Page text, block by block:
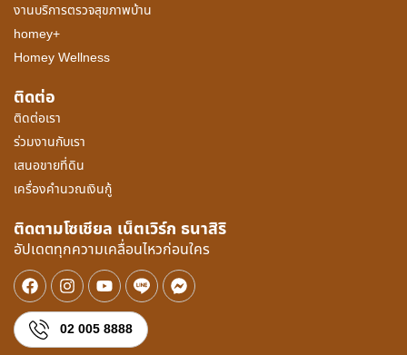
งานบริการตรวจสุขภาพบ้าน
homey+
Homey Wellness
ติดต่อ
ติดต่อเรา
ร่วมงานกับเรา
เสนอขายที่ดิน
เครื่องคำนวณเงินกู้
ติดตามโซเชียล เน็ตเวิร์ก ธนาสิริ
อัปเดตทุกความเคลื่อนไหวก่อนใคร
02 005 8888